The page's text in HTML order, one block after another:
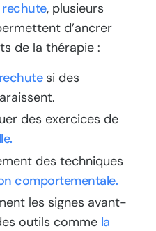
rechute, plusieurs
d’ancrer
de la thérapie :
si des
des exercices de
des techniques
comportementale.
les signes avant-
outils comme la